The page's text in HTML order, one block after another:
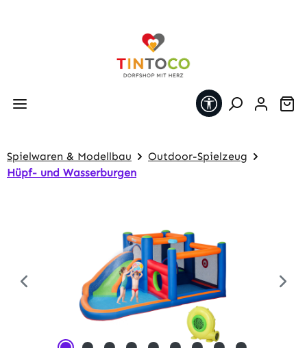
Werkzeugleiste
Spielwaren & Modellbau
Outdoor-Spielzeug
Hüpf- und Wasserburgen